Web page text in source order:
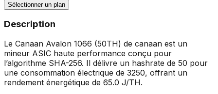
Sélectionner un plan
Description
Le Canaan Avalon 1066 (50TH) de canaan est un
mineur ASIC haute performance conçu pour
l’algorithme SHA-256. Il délivre un hashrate de 50 pour
une consommation électrique de 3250, offrant un
rendement énergétique de 65.0 J/TH.